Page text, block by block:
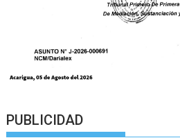
PUBLICIDAD